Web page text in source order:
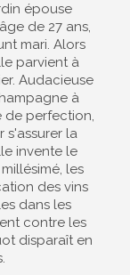
épouse
de 27 ans,
mari. Alors
parvient à
Audacieuse
à
de perfection,
s'assurer la
invente le
les
des vins
dans les
contre les
disparaît en